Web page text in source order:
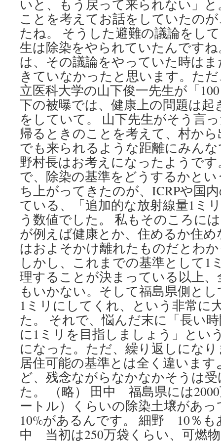
いと、もう戻って来られない」
ことを考えてお話をしていたの
たね。 そうした避難の議論をし
生は除染をやられていたんです
は、その議論をやっていた時は
きていなかったと思います。た
立医科大学の山下俊一先生が「
下の被曝では、健康上の問題は
をしていて。 山下先生がそう言
帰るときのことを考えて、村か
でも来られるような距離にみん
野村長はお考えになったようで
で、除染の基準をどうするかと
ち上がってきたのが、ICRPや国
ている、「追加的な放射線量1ミ
う数値でした。 私もそのころに
が例えば健康とか、住めるか住
はおよそかけ離れたものだとわ
しかし、これまでの基準として1
理することが決まっている以上
もいかない。そして福島県側と
1ミリにしてくれ、という非常に
た。 それで、悩んだ末に「長い
に1ミリを目指しましょう」とい
になった。ただ、繰り返しにな
居住可能の基準とは全く違いま
ど、残念ながらなかなかそうは
た。 （略） 田中 福島県には
ートル）くらいの除染土壌があ
10%があるんです。 細野 10％も
中 当初は250万袋くらい、可燃